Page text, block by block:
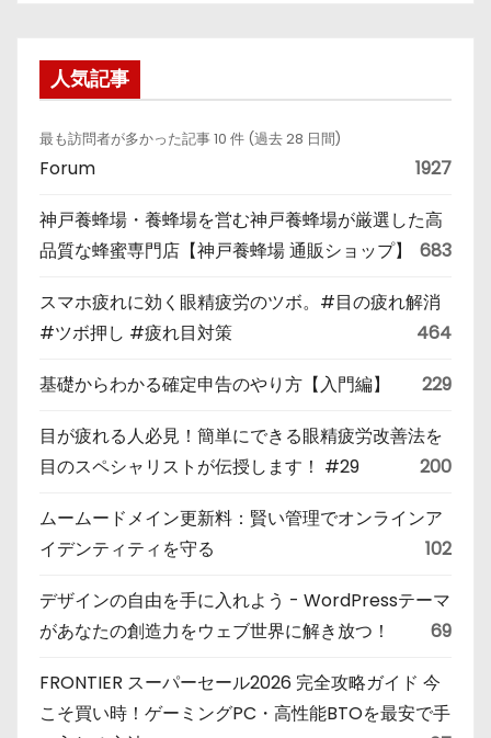
人気記事
最も訪問者が多かった記事 10 件 (過去 28 日間)
Forum 1927
神戸養蜂場・養蜂場を営む神戸養蜂場が厳選した高
品質な蜂蜜専門店【神戸養蜂場 通販ショップ】
683
スマホ疲れに効く眼精疲労のツボ。#目の疲れ解消
#ツボ押し #疲れ目対策
464
基礎からわかる確定申告のやり方【入門編】 229
目が疲れる人必見！簡単にできる眼精疲労改善法を
目のスペシャリストが伝授します！ #29
200
ムームードメイン更新料：賢い管理でオンラインア
イデンティティを守る
102
デザインの自由を手に入れよう - WordPressテーマ
があなたの創造力をウェブ世界に解き放つ！
69
FRONTIER スーパーセール2026 完全攻略ガイド 今
こそ買い時！ゲーミングPC・高性能BTOを最安で手